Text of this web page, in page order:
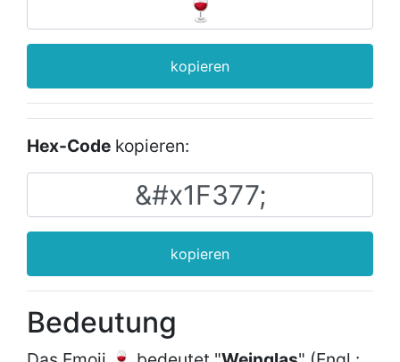
kopieren
Hex-Code kopieren:
kopieren
Bedeutung